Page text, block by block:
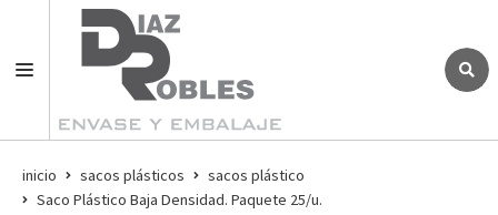
inicio sacos plásticos
sacos plástico
Saco Plástico Baja Densidad. Paquete 25/u.